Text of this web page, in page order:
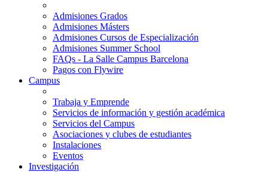
Admisiones Grados
Admisiones Másters
Admisiones Cursos de Especialización
Admisiones Summer School
FAQs - La Salle Campus Barcelona
Pagos con Flywire
Campus
Trabaja y Emprende
Servicios de información y gestión académica
Servicios del Campus
Asociaciones y clubes de estudiantes
Instalaciones
Eventos
Investigación